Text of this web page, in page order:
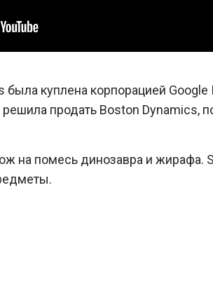
куплена корпорацией
решила продать Boston
на помесь динозавра и